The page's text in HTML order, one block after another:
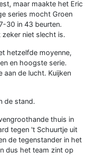
maar maakte het Eric
series mocht Groen
30 in 43 beurten.
niet slecht is.
hetzelfde moyenne,
en hoogste serie.
aan de lucht. Kuijken
de stand.
thuis in
tegen 't Schuurtje uit
de tegenstander in het
dus het team zint op